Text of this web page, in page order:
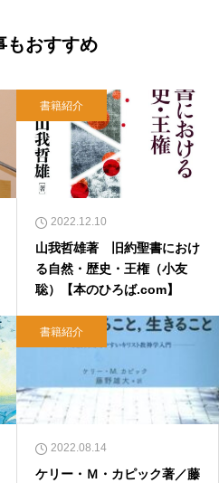
もおすすめ
書籍紹介
2022.12.10
山我哲雄著 旧約聖書におけ
る自然・歴史・王権（小友
聡）【本のひろば.com】
書籍紹介
2022.08.14
ケリー・Ｍ・カピック著／藤